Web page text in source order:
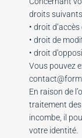
droits
• droit
• droit de
• droit
Vous pouvez
En raison de
traitement
incombe, il
votre identité.